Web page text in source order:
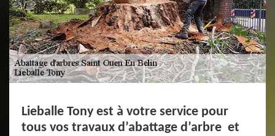
Lieballe Tony est à votre service pour
tous vos travaux d’abattage d’arbre et